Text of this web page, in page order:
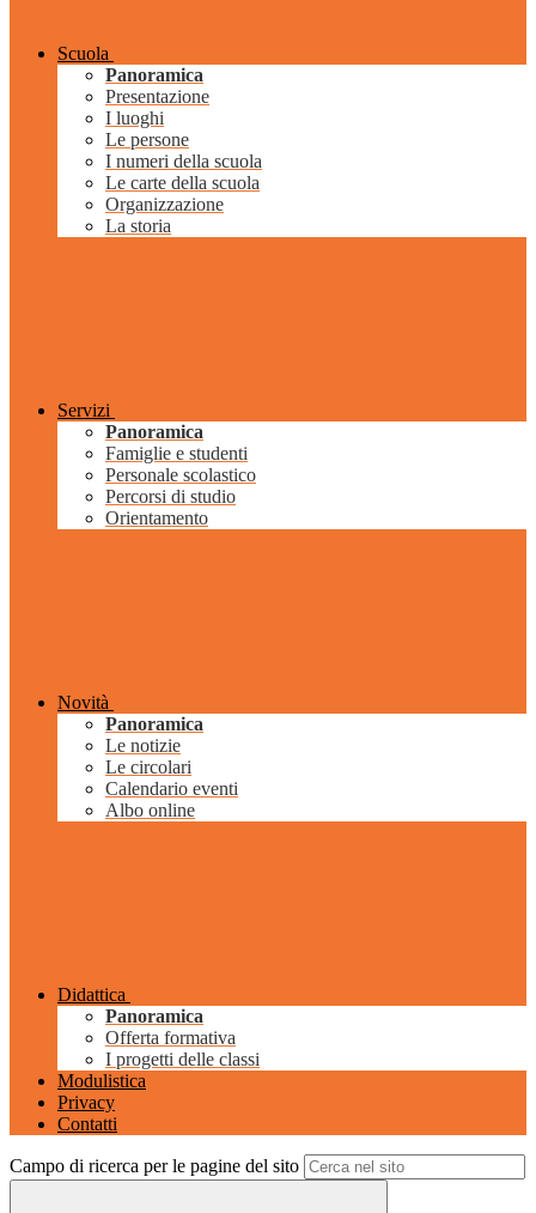
Scuola
Panoramica
Presentazione
I luoghi
Le persone
I numeri della scuola
Le carte della scuola
Organizzazione
La storia
Servizi
Panoramica
Famiglie e studenti
Personale scolastico
Percorsi di studio
Orientamento
Novità
Panoramica
Le notizie
Le circolari
Calendario eventi
Albo online
Didattica
Panoramica
Offerta formativa
I progetti delle classi
Modulistica
Privacy
Contatti
Campo di ricerca per le pagine del sito